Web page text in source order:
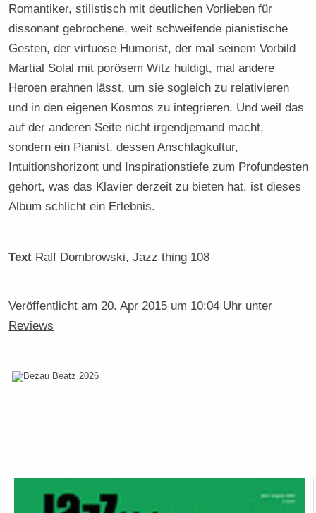
Romantiker, stilistisch mit deutlichen Vorlieben für
dissonant gebrochene, weit schweifende pianistische
Gesten, der virtuose Humorist, der mal seinem Vorbild
Martial Solal mit porösem Witz huldigt, mal andere
Heroen erahnen lässt, um sie sogleich zu relativieren
und in den eigenen Kosmos zu integrieren. Und weil das
auf der anderen Seite nicht irgendjemand macht,
sondern ein Pianist, dessen Anschlagkultur,
Intuitionshorizont und Inspirationstiefe zum Profundesten
gehört, was das Klavier derzeit zu bieten hat, ist dieses
Album schlicht ein Erlebnis.
Text Ralf Dombrowski , Jazz thing 108
Veröffentlicht am 20. Apr 2015 um 10:04 Uhr unter
Reviews